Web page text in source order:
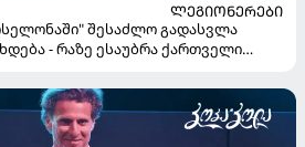
ᲚᲔᲒᲘᲝᲜᲔᲠᲔᲑᲘ
შესაძლო გადასვლა
- რაზე ესაუბრა ქართველი